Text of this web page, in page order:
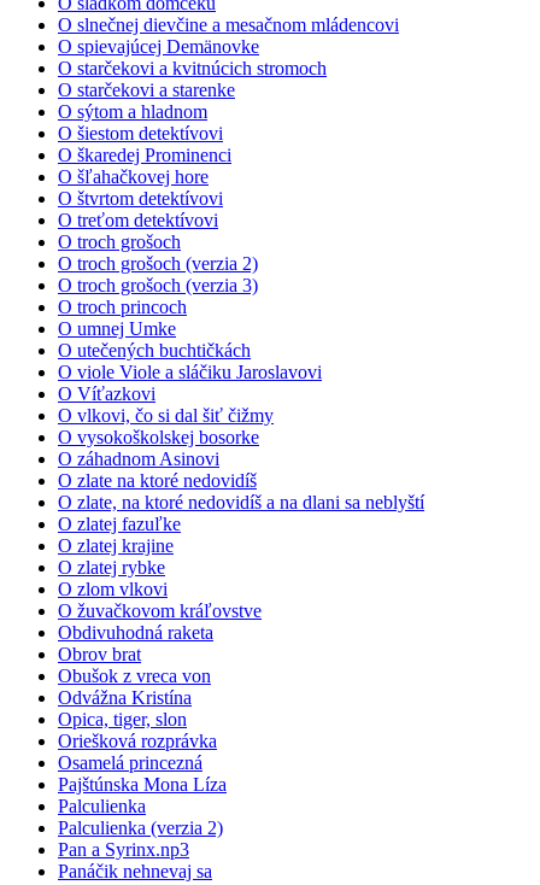
O slnečnej dievčine a mesačnom mládencovi
O spievajúcej Demänovke
O starčekovi a kvitnúcich stromoch
O starčekovi a starenke
O sýtom a hladnom
O šiestom detektívovi
O škaredej Prominenci
O šľahačkovej hore
O štvrtom detektívovi
O treťom detektívovi
O troch grošoch
O troch grošoch (verzia 2)
O troch grošoch (verzia 3)
O troch princoch
O umnej Umke
O utečených buchtičkách
O viole Viole a sláčiku Jaroslavovi
O Víťazkovi
O vlkovi, čo si dal šiť čižmy
O vysokoškolskej bosorke
O záhadnom Asinovi
O zlate na ktoré nedovidíš
O zlate, na ktoré nedovidíš a na dlani sa neblyští
O zlatej fazuľke
O zlatej krajine
O zlatej rybke
O zlom vlkovi
O žuvačkovom kráľovstve
Obdivuhodná raketa
Obrov brat
Obušok z vreca von
Odvážna Kristína
Opica, tiger, slon
Oriešková rozprávka
Osamelá princezná
Pajštúnska Mona Líza
Palculienka
Palculienka (verzia 2)
Pan a Syrinx.np3
Panáčik nehnevaj sa